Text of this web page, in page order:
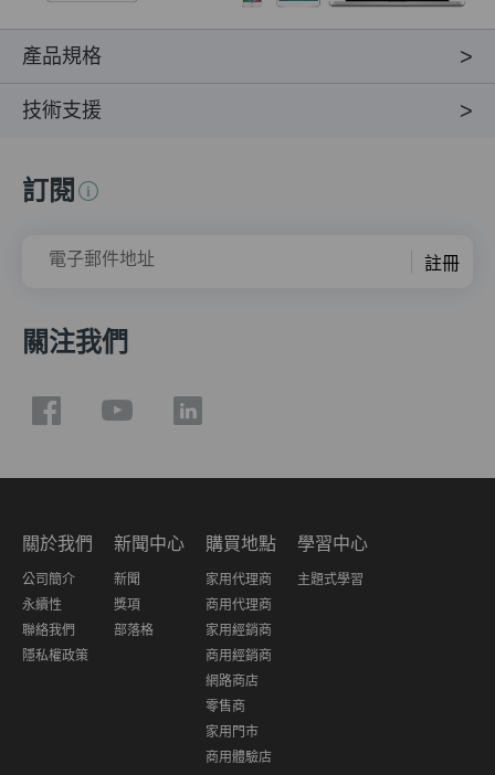
產品規格
技術支援
訂閱
電子郵件地址 註冊
關注我們
關於我們
公司簡介
永續性
聯絡我們
隱私權政策
新聞中心
新聞
獎項
部落格
購買地點
家用代理商
商用代理商
家用經銷商
商用經銷商
網路商店
零售商
家用門市
商用體驗店
學習中心
主題式學習